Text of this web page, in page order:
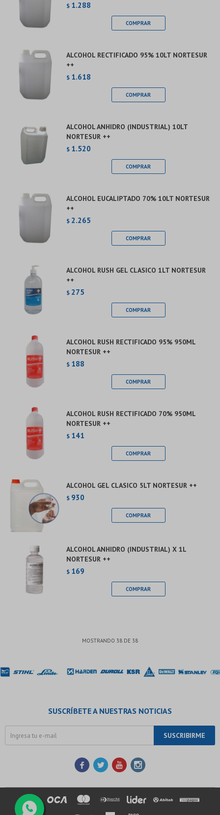
$ 1.288
ALCOHOL RECTIFICADO 95% 10LT NORTESUR
++
$ 1.618
ALCOHOL ANHIDRO (INDUSTRIAL) 10LT
NORTESUR ++
$ 1.520
ALCOHOL EUCALIPTADO 70% 10LT NORTESUR
++
$ 2.265
ALCOHOL RUSH GEL CLASICO 1LT NORTESUR
++
$ 275
ALCOHOL RUSH RECTIFICADO 95% 950ML
NORTESUR ++
$ 188
ALCOHOL RUSH RECTIFICADO 70% 950ML
NORTESUR ++
$ 141
ALCOHOL GEL CLASICO 5LT NORTESUR ++
$ 930
ALCOHOL ANHIDRO (INDUSTRIAL) X 1L
NORTESUR ++
$ 169
MOSTRANDO 38 DE 38
SUSCRÍBETE A NUESTRAS NOTICIAS
SUSCRIBIRME
   